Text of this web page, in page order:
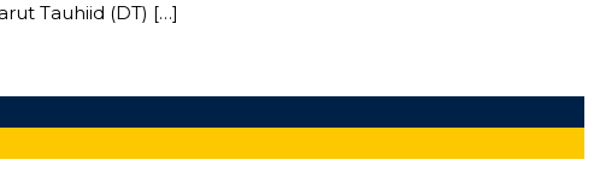
Tauhiid (DT) […]